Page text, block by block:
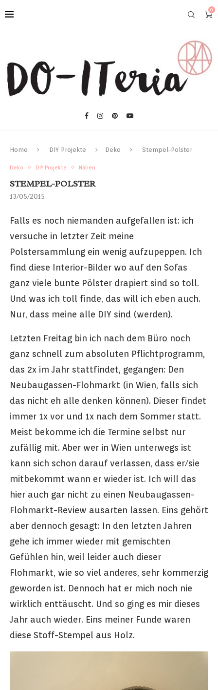
0
Home DIY Projekte Deko Stempel-Polster
Deko DIY Projekte Nähen
STEMPEL-POLSTER
13/05/2015
Falls es noch niemanden aufgefallen ist: ich
versuche in letzter Zeit meine
Polstersammlung ein wenig aufzupeppen. Ich
find diese Interior-Bilder wo auf den Sofas
ganz viele bunte Pölster drapiert sind so toll.
Und was ich toll finde, das will ich eben auch.
Nur, dass meine alle DIY sind (werden).
Letzten Freitag bin ich nach dem Büro noch
ganz schnell zum absoluten Pflichtprogramm,
das 2x im Jahr stattfindet, gegangen: Den
Neubaugassen-Flohmarkt (in Wien, falls sich
das nicht eh alle denken können). Dieser findet
immer 1x vor und 1x nach dem Sommer statt.
Meist bekomme ich die Termine selbst nur
zufällig mit. Aber wer in Wien unterwegs ist
kann sich schon darauf verlassen, dass er/sie
mitbekommt wann er wieder ist. Ich will das
hier auch gar nicht zu einen Neubaugassen-
Flohmarkt-Review ausarten lassen. Eins gehört
aber dennoch gesagt: In den letzten Jahren
gehe ich immer wieder mit gemischten
Gefühlen hin, weil leider auch dieser
Flohmarkt, wie so viel anderes, sehr kommerzig
geworden ist. Dennoch hat er mich noch nie
wirklich enttäuscht. Und so ging es mir dieses
Jahr auch wieder. Eins meiner Funde waren
diese Stoff-Stempel aus Holz.